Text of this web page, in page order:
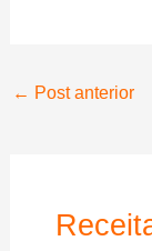
← Post anterior